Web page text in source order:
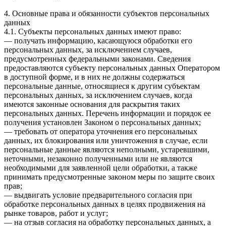
4. Основные права и обязанности субъектов персональных
данных
4.1. Субъекты персональных данных имеют право:
— получать информацию, касающуюся обработки его
персональных данных, за исключением случаев,
предусмотренных федеральными законами. Сведения
предоставляются субъекту персональных данных Оператором
в доступной форме, и в них не должны содержаться
персональные данные, относящиеся к другим субъектам
персональных данных, за исключением случаев, когда
имеются законные основания для раскрытия таких
персональных данных. Перечень информации и порядок ее
получения установлен Законом о персональных данных;
— требовать от оператора уточнения его персональных
данных, их блокирования или уничтожения в случае, если
персональные данные являются неполными, устаревшими,
неточными, незаконно полученными или не являются
необходимыми для заявленной цели обработки, а также
принимать предусмотренные законом меры по защите своих
прав;
— выдвигать условие предварительного согласия при
обработке персональных данных в целях продвижения на
рынке товаров, работ и услуг;
— на отзыв согласия на обработку персональных данных, а